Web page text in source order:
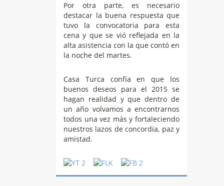
Por otra parte, es necesario
destacar la buena respuesta que
tuvo la convocatoria para esta
cena y que se vió reflejada en la
alta asistencia con la que contó en
la noche del martes.
Casa Turca confía en que los
buenos deseos para el 2015 se
hagan realidad y que dentro de
un año volvamos a encontrarnos
todos una vez más y fortaleciendo
nuestros lazos de concordia, paz y
amistad.